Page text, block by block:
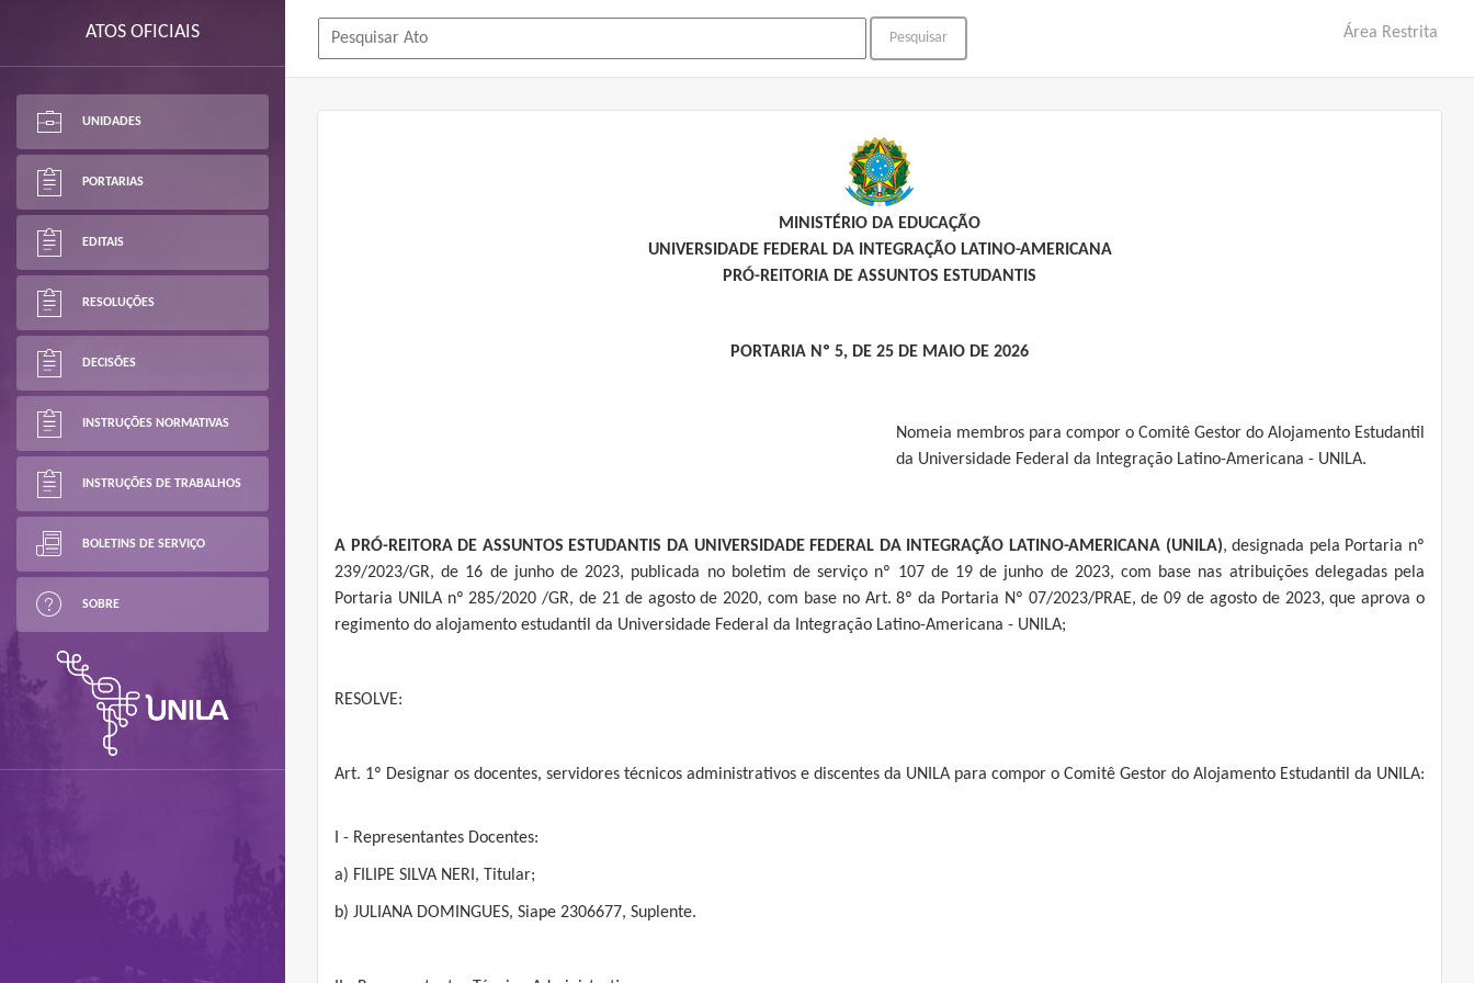
ATOS OFICIAIS
UNIDADES
PORTARIAS
EDITAIS
RESOLUÇÕES
DECISÕES
INSTRUÇÕES NORMATIVAS
INSTRUÇÕES DE TRABALHOS
BOLETINS DE SERVIÇO
SOBRE
Área Restrita
MINISTÉRIO DA EDUCAÇÃO
UNIVERSIDADE FEDERAL DA INTEGRAÇÃO LATINO-AMERICANA
PRÓ-REITORIA DE ASSUNTOS ESTUDANTIS
PORTARIA Nº 5, DE 25 DE MAIO DE 2026
Nomeia membros para compor o Comitê Gestor do Alojamento Estudantil
da Universidade Federal da Integração Latino-Americana - UNILA.
A PRÓ-REITORA DE ASSUNTOS ESTUDANTIS DA UNIVERSIDADE FEDERAL DA INTEGRAÇÃO LATINO-AMERICANA (UNILA), designada pela Portaria nº
239/2023/GR, de 16 de junho de 2023, publicada no boletim de serviço nº 107 de 19 de junho de 2023, com base nas atribuições delegadas pela
Portaria UNILA nº 285/2020 /GR, de 21 de agosto de 2020, com base no Art. 8º da Portaria Nº 07/2023/PRAE, de 09 de agosto de 2023, que aprova o
regimento do alojamento estudantil da Universidade Federal da Integração Latino-Americana - UNILA;
RESOLVE:
Art. 1º Designar os docentes, servidores técnicos administrativos e discentes da UNILA para compor o Comitê Gestor do Alojamento Estudantil da UNILA:
I - Representantes Docentes:
a) FILIPE SILVA NERI, Titular;
b) JULIANA DOMINGUES, Siape 2306677, Suplente.